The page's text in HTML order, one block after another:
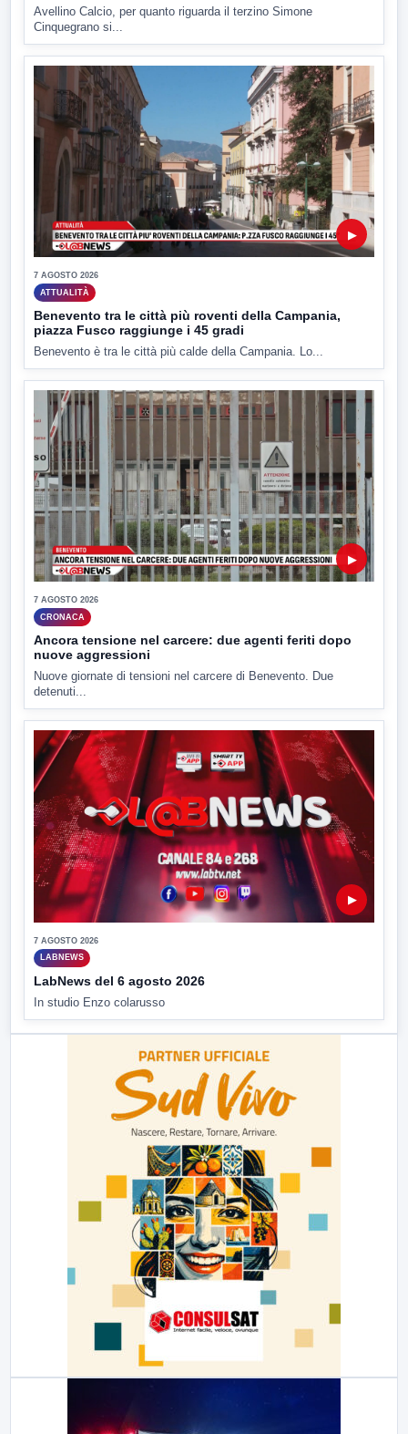
Avellino Calcio, per quanto riguarda il terzino Simone
Cinquegrano si...
▶
7 AGOSTO 2026
ATTUALITÀ
Benevento tra le città più roventi della Campania,
piazza Fusco raggiunge i 45 gradi
Benevento è tra le città più calde della Campania. Lo...
▶
7 AGOSTO 2026
CRONACA
Ancora tensione nel carcere: due agenti feriti dopo
nuove aggressioni
Nuove giornate di tensioni nel carcere di Benevento. Due
detenuti...
▶
7 AGOSTO 2026
LABNEWS
LabNews del 6 agosto 2026
In studio Enzo colarusso